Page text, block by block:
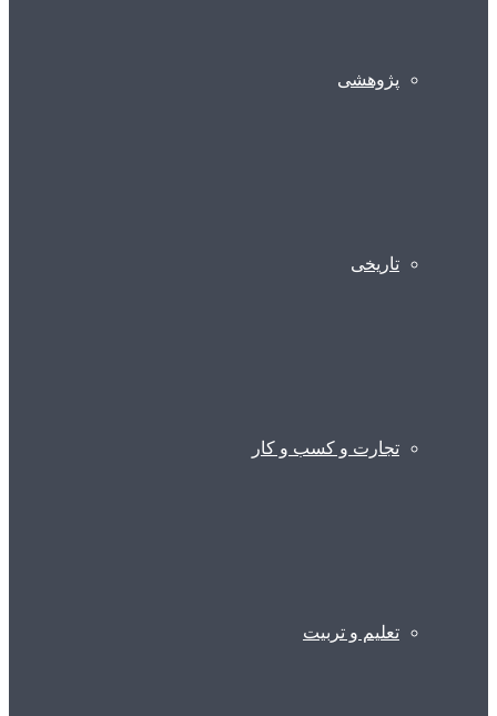
پژوهشی
تاریخی
تجارت و کسب و کار
تعلیم و تربیت